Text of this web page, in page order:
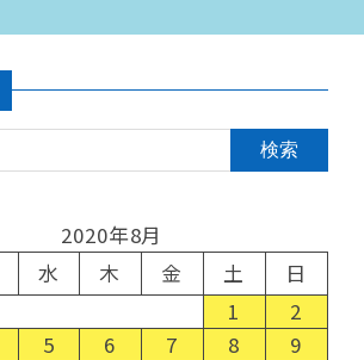
2020年8月
水 木 金 土
日
1
2
5 6 7 8
9